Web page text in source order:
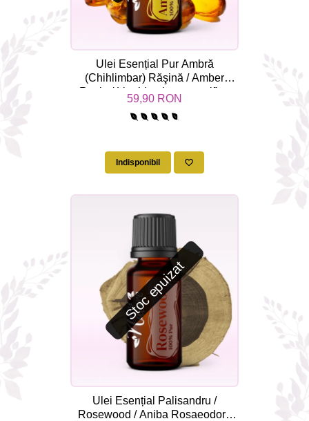
Ulei Esențial Pur Ambră
(Chihlimbar) Răşină / Amber
Resin / Liquidambar styraciflua
15ml - Aromaterapie Sigura | nJoy
Nature
59,90 RON
Indisponibil
Stoc epuizat
Ulei Esențial Palisandru /
Rosewood / Aniba Rosaeodora